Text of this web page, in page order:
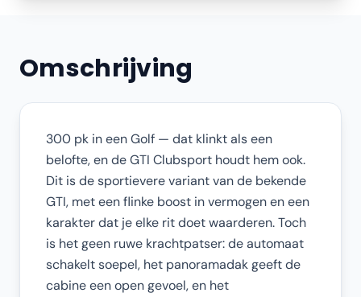
Omschrijving
300 pk in een Golf — dat klinkt als een
belofte, en de GTI Clubsport houdt hem ook.
Dit is de sportievere variant van de bekende
GTI, met een flinke boost in vermogen en een
karakter dat je elke rit doet waarderen. Toch
is het geen ruwe krachtpatser: de automaat
schakelt soepel, het panoramadak geeft de
cabine een open gevoel, en het